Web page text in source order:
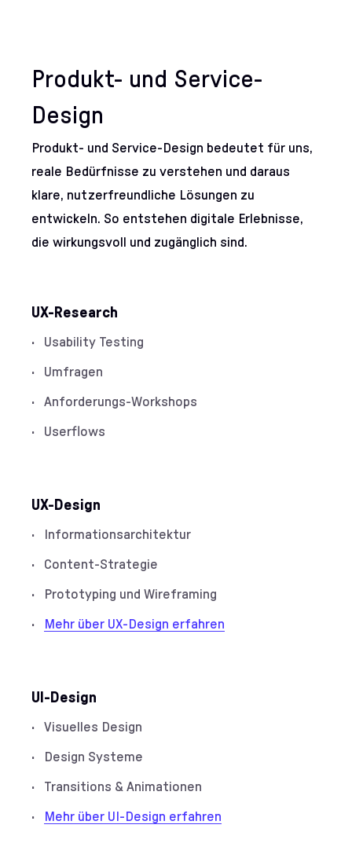
Produkt- und Service-
Design
Produkt- und Service-Design bedeutet für uns,
reale Bedürfnisse zu verstehen und daraus
klare, nutzerfreundliche Lösungen zu
entwickeln. So entstehen digitale Erlebnisse,
die wirkungsvoll und zugänglich sind.
UX-Research
Usability Testing
Umfragen
Anforderungs-Workshops
Userflows
UX-Design
Informationsarchitektur
Content-Strategie
Prototyping und Wireframing
Mehr über UX-Design erfahren
UI-Design
Visuelles Design
Design Systeme
Transitions & Animationen
Mehr über UI-Design erfahren